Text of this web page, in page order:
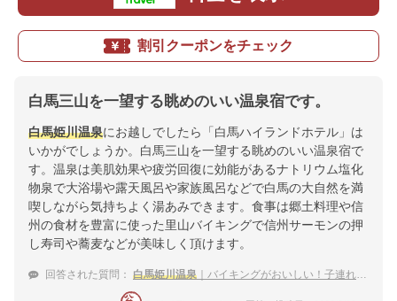
割引クーポンをチェック
白馬三山を一望する眺めのいい温泉宿です。
白馬姫川温泉にお越しでしたら「白馬ハイランドホテル」は
いかがでしょうか。白馬三山を一望する眺めのいい温泉宿で
す。温泉は美肌効果や疲労回復に効能があるナトリウム塩化
物泉で大浴場や露天風呂や家族風呂などで白馬の大自然を満
喫しながら気持ちよく湯あみできます。食事は郷土料理や信
州の食材を豊富に使った里山バイキングで信州サーモンの押
し寿司や蕎麦などが美味しく頂けます。
回答された質問： 白馬姫川温泉 ｜バイキングがおいしい！子連れ家族におすすめの宿は？